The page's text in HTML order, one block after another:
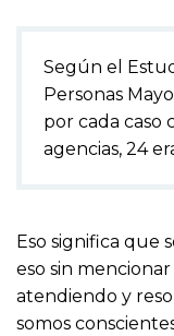
Según el
Personas
por cada caso
agencias, 24
Eso significa que
eso sin
atendiendo y
somos